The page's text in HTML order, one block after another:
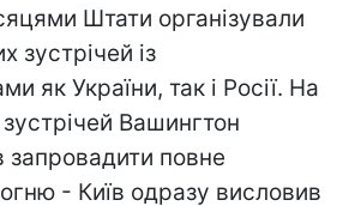
Штати організували
зустрічей із
як України, так і Росії. На
зустрічей Вашингтон
запровадити повне
- Київ одразу висловив